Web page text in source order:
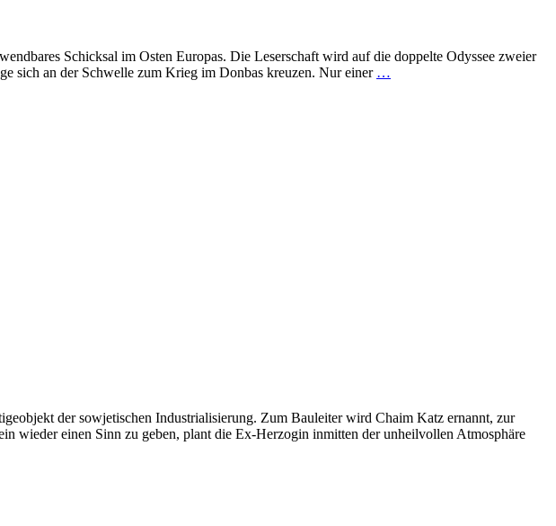
Schicksal im Osten Europas. Die Leserschaft wird auf die doppelte Odyssee zweier
sich an der Schwelle zum Krieg im Donbas kreuzen. Nur einer …
der sowjetischen Industrialisierung. Zum Bauleiter wird Chaim Katz ernannt, zur
wieder einen Sinn zu geben, plant die Ex-Herzogin inmitten der unheilvollen Atmosphäre